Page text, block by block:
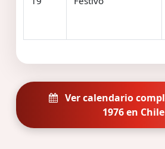
Ver calendario
1976 en Chile